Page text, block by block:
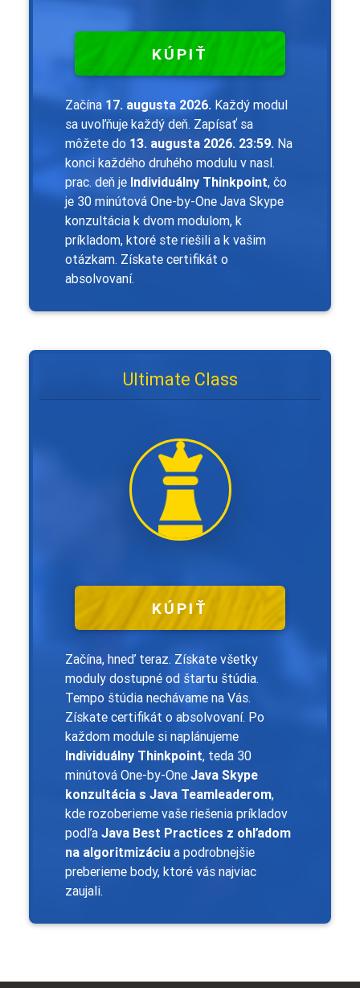
KÚPIŤ
Začína 17. augusta 2026. Každý modul
sa uvoľňuje každý deň. Zapísať sa
môžete do 13. augusta 2026. 23:59. Na
konci každého druhého modulu v nasl.
prac. deň je Individuálny Thinkpoint, čo
je 30 minútová One-by-One Java Skype
konzultácia k dvom modulom, k
príkladom, ktoré ste riešili a k vašim
otázkam. Získate certifikát o
absolvovaní.
Ultimate Class
KÚPIŤ
Začína, hneď teraz. Získate všetky
moduly dostupné od štartu štúdia.
Tempo štúdia nechávame na Vás.
Získate certifikát o absolvovaní. Po
každom module si naplánujeme
Individuálny Thinkpoint, teda 30
minútová One-by-One Java Skype
konzultácia s Java Teamleaderom,
kde rozoberieme vaše riešenia príkladov
podľa Java Best Practices z ohľadom
na algoritmizáciu a podrobnejšie
preberieme body, ktoré vás najviac
zaujali.